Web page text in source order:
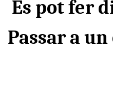
Es pot fer
Passar a